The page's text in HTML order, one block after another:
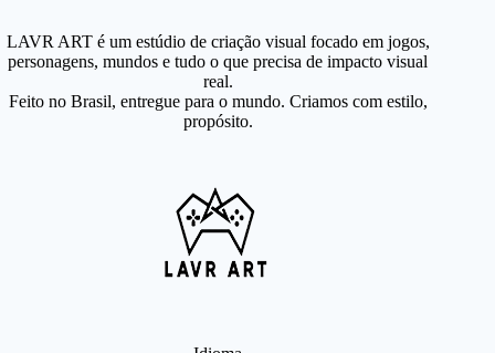
LAVR ART é um estúdio de criação visual focado em jogos,
personagens, mundos e tudo o que precisa de impacto visual
real.
Feito no Brasil, entregue para o mundo. Criamos com estilo,
propósito.